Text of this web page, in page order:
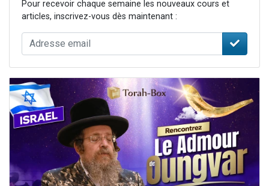
Pour recevoir chaque semaine les nouveaux cours et
articles, inscrivez-vous dès maintenant :